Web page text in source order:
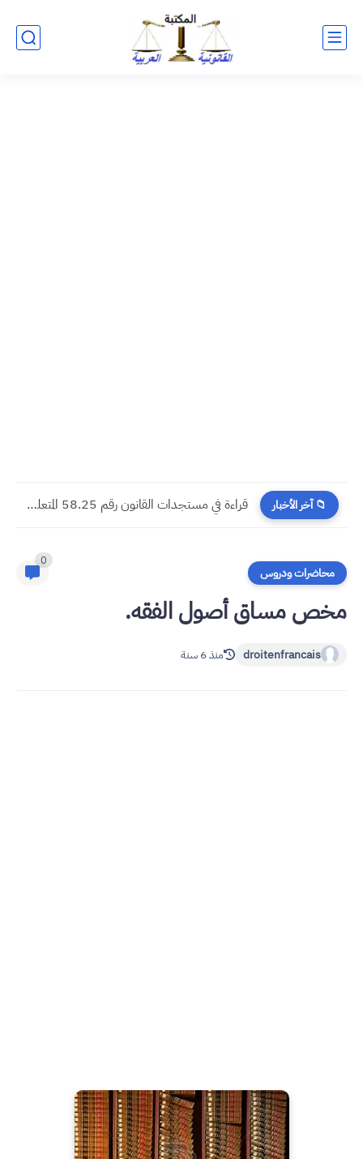
📁 آخر الأخبار مسجدات جرائم الشيك في قانون المسطرة المدنية الجديد
محاضرات ودروس
0
مخص مساق أصول الفقه.
droitenfrancais منذ 6 سنة